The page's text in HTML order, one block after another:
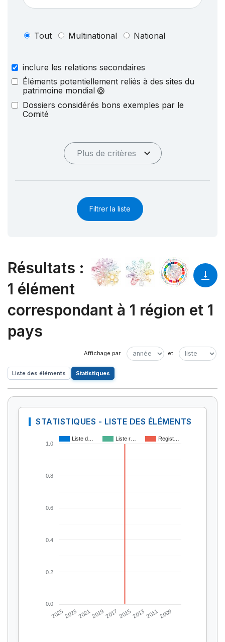
Tout Multinational National
inclure les relations secondaires
Éléments potentiellement reliés à des sites du
patrimoine mondial
Dossiers considérés bons exemples par le
Comité
Plus de critères
Filtrer la liste
Résultats :
1 élément
correspondant à 1 région et 1
pays
Liste des éléments Statistiques
STATISTIQUES - LISTE DES ÉLÉMENTS
Liste d… Liste r… Regist…
20252023202120192017 2015201320112009
0.0
0.2
0.4
0.6
0.8
1.0